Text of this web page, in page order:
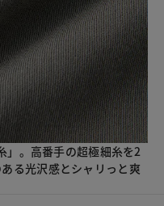
」。高番手の超極細糸を2
る光沢感とシャリっと爽